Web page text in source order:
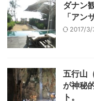
ダナン
「アン
2017/3/
五行山
が神秘
ト。